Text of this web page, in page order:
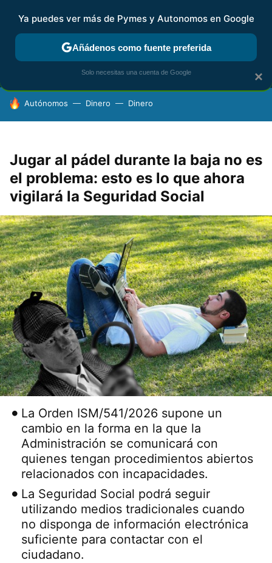
MENÚ NUEVO
FISCALIDAD Y CONTABILIDAD KIT DIGITAL
HOY SE HABLA DE
Autónomos Dinero Dinero
Jugar al pádel durante la baja no es
el problema: esto es lo que ahora
vigilará la Seguridad Social
La Orden ISM/541/2026 supone un
cambio en la forma en la que la
Administración se comunicará con
quienes tengan procedimientos abiertos
relacionados con incapacidades.
La Seguridad Social podrá seguir
utilizando medios tradicionales cuando
no disponga de información electrónica
suficiente para contactar con el
ciudadano.
×
Ya puedes ver más de Pymes y Autonomos en Google
Añádenos como fuente preferida
Solo necesitas una cuenta de Google